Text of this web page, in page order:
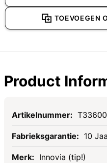
TOEVOEGEN
Product
Specificaties
10
Innovia (tip!)